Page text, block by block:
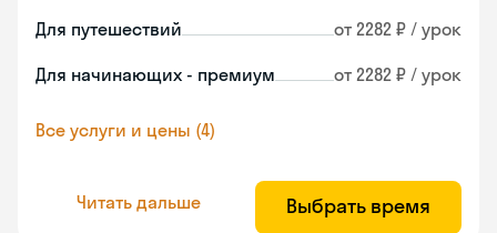
Для путешествий от 2282 ₽ / урок
Для начинающих - премиум от 2282 ₽ / урок
Все услуги и цены (4)
Читать дальше Выбрать время